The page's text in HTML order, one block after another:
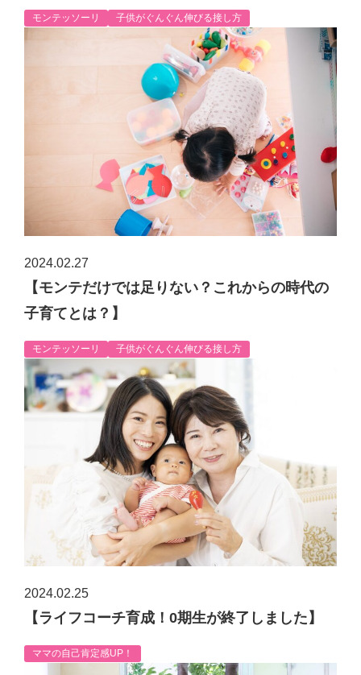
モンテッソーリ 子供がぐんぐん伸びる接し方
2024.02.27
【モンテだけでは足りない？これからの時代の
子育てとは？】
モンテッソーリ 子供がぐんぐん伸びる接し方
2024.02.25
【ライフコーチ育成！0期生が終了しました】
ママの自己肯定感UP！